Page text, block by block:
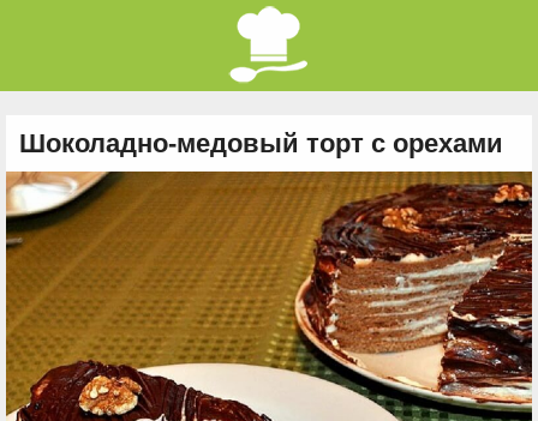
Шоколадно-медовый торт с орехами